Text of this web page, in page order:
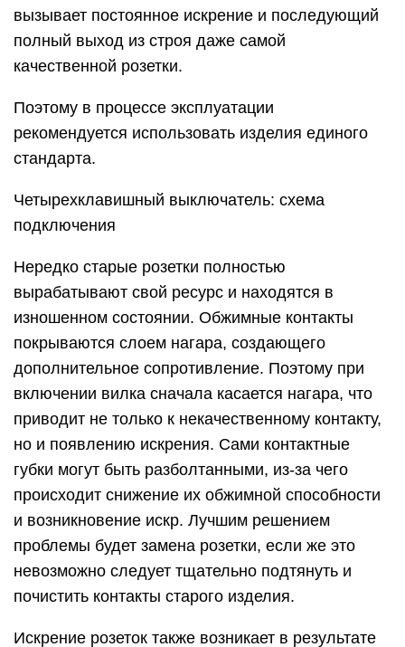
вызывает постоянное искрение и последующий
полный выход из строя даже самой
качественной розетки.
Поэтому в процессе эксплуатации
рекомендуется использовать изделия единого
стандарта.
Четырехклавишный выключатель: схема
подключения
Нередко старые розетки полностью
вырабатывают свой ресурс и находятся в
изношенном состоянии. Обжимные контакты
покрываются слоем нагара, создающего
дополнительное сопротивление. Поэтому при
включении вилка сначала касается нагара, что
приводит не только к некачественному контакту,
но и появлению искрения. Сами контактные
губки могут быть разболтанными, из-за чего
происходит снижение их обжимной способности
и возникновение искр. Лучшим решением
проблемы будет замена розетки, если же это
невозможно следует тщательно подтянуть и
почистить контакты старого изделия.
Искрение розеток также возникает в результате